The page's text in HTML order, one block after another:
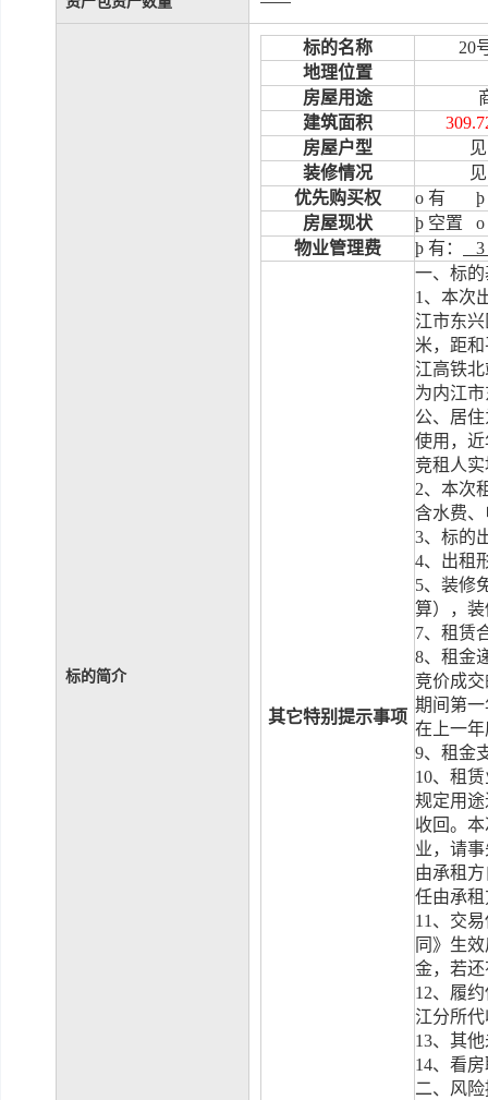
标的简介
标的名称 20
地理位置
房屋用途
建筑面积
房屋户型
装修情况
优先购买权
o 有
þ
房屋现状
þ 空置
o
物业管理费
þ 有： 3
其它特别提示事项
一、标
1 、 本次
江市东
米，距
江高铁
为内江
公、居
使用，
竞租人
2、本次
含水费
3、标的
4、出租
5、装修
算），
7、租赁
8、租金
竞价成
期间第
在上一
9、租金
10、租
规定用
收回。 本
业，请
由承租
任由承
11 、交
同》生
金，若
12、履
江分所
13、其
14、看
二、风